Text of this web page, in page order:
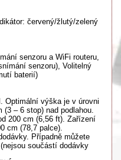
červený/žlutý/zelený
senzoru a WiFi routeru,
senzoru), Volitelný
baterií)
Optimální výška je v úrovni
– 6 stop) nad podlahou.
200 cm (6,56 ft). Zařízení
cm (78,7 palce).
Případně můžete
součástí dodávky